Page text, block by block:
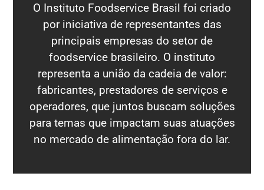
O Instituto Foodservice Brasil foi criado
por iniciativa de representantes das
principais empresas do setor de
foodservice brasileiro. O instituto
representa a união da cadeia de valor:
fabricantes, prestadores de serviços e
operadores, que juntos buscam soluções
para temas que impactam suas atuações
no mercado de alimentação fora do lar.